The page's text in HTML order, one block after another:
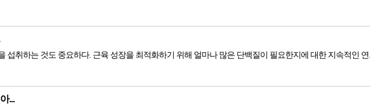
취하는 것도 중요하다. 근육 성장을 최적화하기 위해 얼마나 많은 단백질이 필요한지에 대한 지속적인 연...
...